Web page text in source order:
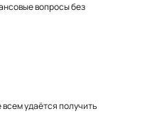
вопросы без
удаётся получить